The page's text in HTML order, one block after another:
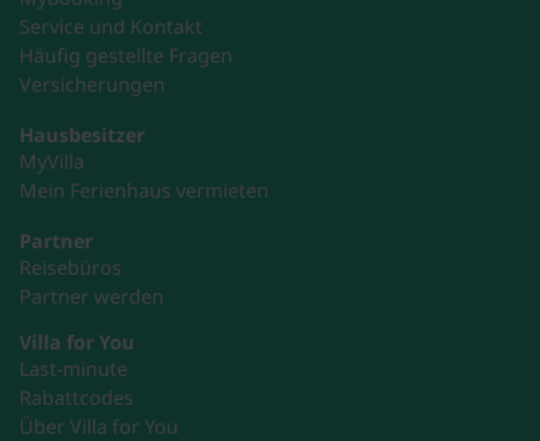
Service und Kontakt
Häufig gestellte Fragen
Versicherungen
Hausbesitzer
MyVilla
Mein Ferienhaus vermieten
Partner
Reisebüros
Partner werden
Villa for You
Last-minute
Rabattcodes
Über Villa for You